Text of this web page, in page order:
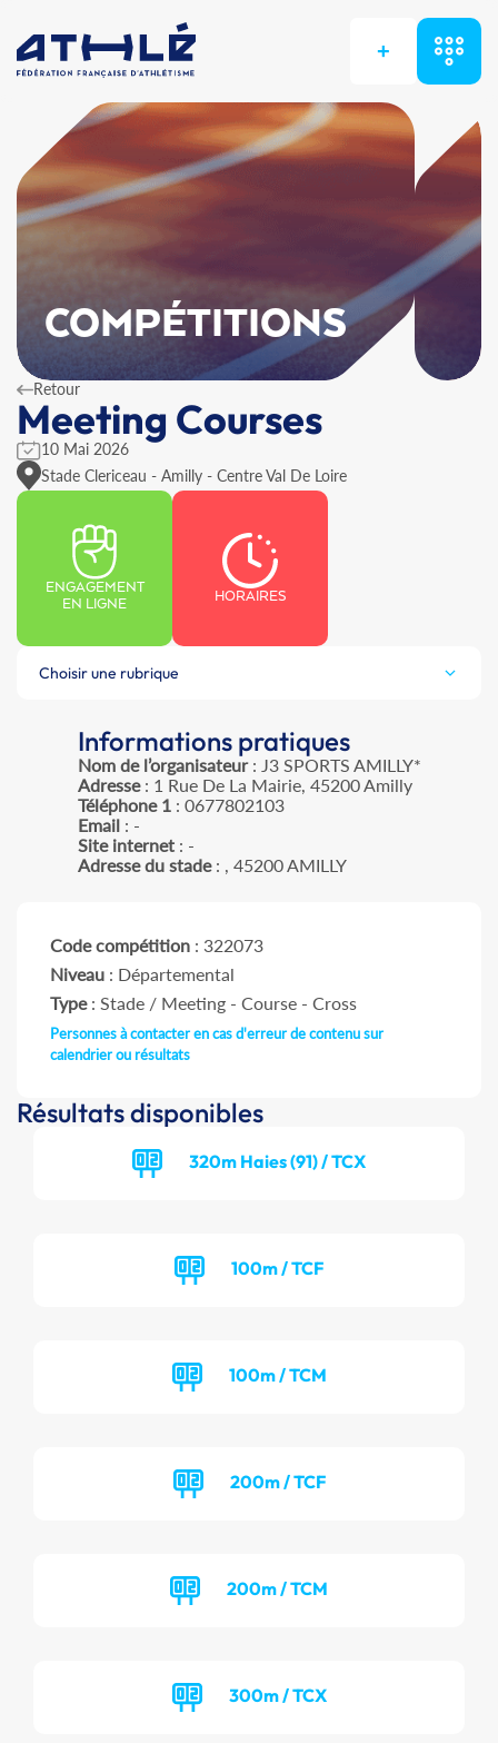
+
COMPÉTITIONS
Retour
Meeting Courses
10 Mai 2026
Stade Clericeau - Amilly - Centre Val De Loire
ENGAGEMENT
EN LIGNE
HORAIRES
Choisir une rubrique
Informations pratiques
Nom de l’organisateur: J3 SPORTS AMILLY*
Adresse: 1 Rue De La Mairie, 45200 Amilly
Téléphone 1: 0677802103
Email: -
Site internet: -
Adresse du stade: , 45200 AMILLY
Code compétition : 322073
Niveau : Départemental
Type: Stade / Meeting - Course - Cross
Personnes à contacter en cas d'erreur de contenu sur
calendrier ou résultats
Résultats disponibles
320m Haies (91) / TCX
100m / TCF
100m / TCM
200m / TCF
200m / TCM
300m / TCX